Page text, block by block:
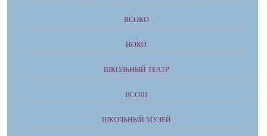
ВСОКО
НОКО
ШКОЛЬНЫЙ ТЕАТР
ВСОШ
ШКОЛЬНЫЙ МУЗЕЙ